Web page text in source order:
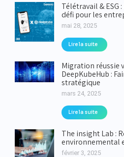
Télétravail & ESG
défi pour les
mai 28, 2025
Lire la suite
Migration réussie
DeepKubeHub :
stratégique
mars 24, 2025
Lire la suite
The insight Lab :
environnemental
février 3, 2025